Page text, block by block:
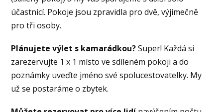
účastnicí. Pokoje jsou zpravidla pro dvě, výjimečně
pro tři osoby.
Plánujete výlet s kamarádkou?Super! Každá si
zarezervujte 1 x 1 místo ve sdíleném pokoji a do
poznámky uveďte jméno své spolucestovatelky. My
už se postaráme o zbytek.